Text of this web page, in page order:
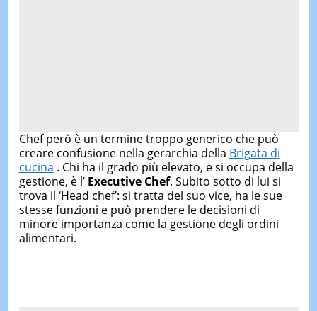
Chef però è un termine troppo generico che può
creare confusione nella gerarchia della Brigata di
cucina . Chi ha il grado più elevato, e si occupa della
gestione, è l’ Executive Chef. Subito sotto di lui si
trova il ‘Head chef’: si tratta del suo vice, ha le sue
stesse funzioni e può prendere le decisioni di
minore importanza come la gestione degli ordini
alimentari.